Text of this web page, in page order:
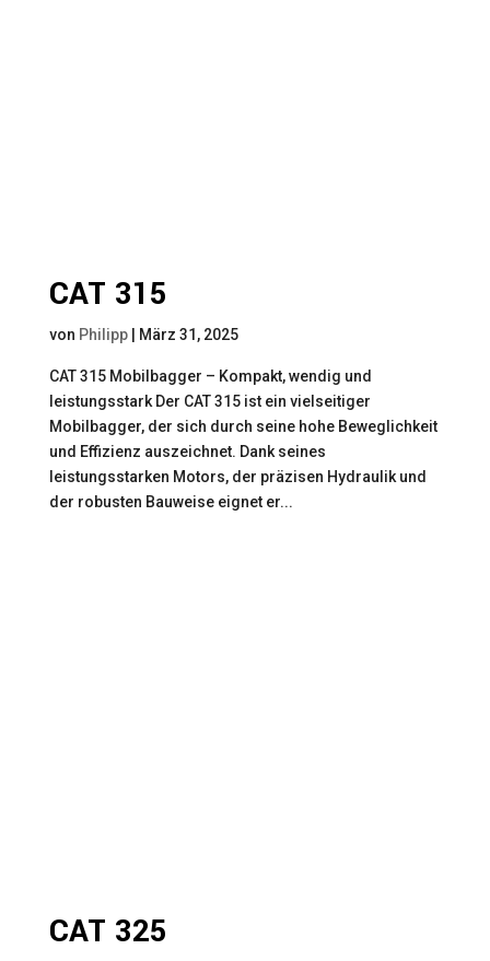
CAT 315
von Philipp| März 31, 2025
CAT 315 Mobilbagger – Kompakt, wendig und
leistungsstark Der CAT 315 ist ein vielseitiger
Mobilbagger, der sich durch seine hohe Beweglichkeit
und Effizienz auszeichnet. Dank seines
leistungsstarken Motors, der präzisen Hydraulik und
der robusten Bauweise eignet er...
CAT 325